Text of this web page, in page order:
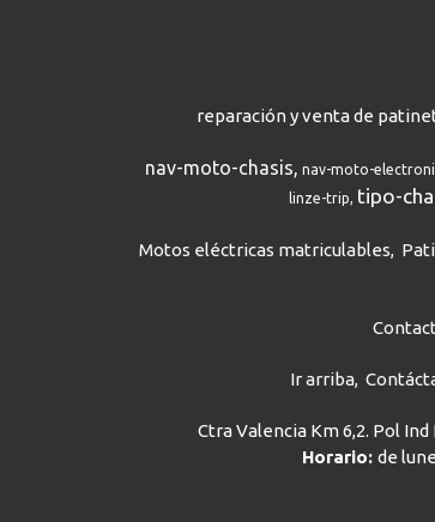
reparación y venta de
nav-moto-chasis nav-moto-
linze-trip
tipo-
Motos eléctricas matriculables
Ir arriba
Ctra Valencia Km 6,2. Pol
Horario:de